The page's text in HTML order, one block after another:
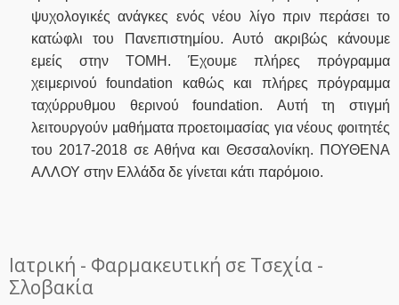
ψυχολογικές ανάγκες ενός νέου λίγο πριν περάσει το
κατώφλι του Πανεπιστημίου. Αυτό ακριβώς κάνουμε
εμείς στην ΤΟΜΗ. Έχουμε πλήρες πρόγραμμα
χειμερινού foundation καθώς και πλήρες πρόγραμμα
ταχύρρυθμου θερινού foundation. Αυτή τη στιγμή
λειτουργούν μαθήματα προετοιμασίας για νέους φοιτητές
του 2017-2018 σε Αθήνα και Θεσσαλονίκη. ΠΟΥΘΕΝΑ
ΑΛΛΟΥ στην Ελλάδα δε γίνεται κάτι παρόμοιο.
Ιατρική - Φαρμακευτική σε Τσεχία -
Σλοβακία